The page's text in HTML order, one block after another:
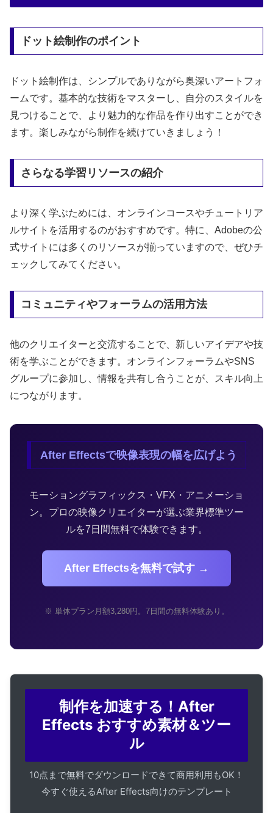
ドット絵制作のポイント
ドット絵制作は、シンプルでありながら奥深いアートフォ
ームです。基本的な技術をマスターし、自分のスタイルを
見つけることで、より魅力的な作品を作り出すことができ
ます。楽しみながら制作を続けていきましょう！
さらなる学習リソースの紹介
より深く学ぶためには、オンラインコースやチュートリア
ルサイトを活用するのがおすすめです。特に、Adobeの公
式サイトには多くのリソースが揃っていますので、ぜひチ
ェックしてみてください。
コミュニティやフォーラムの活用方法
他のクリエイターと交流することで、新しいアイデアや技
術を学ぶことができます。オンラインフォーラムやSNS
グループに参加し、情報を共有し合うことが、スキル向上
につながります。
After Effectsで映像表現の幅を広げよう
モーショングラフィックス・VFX・アニメーショ
ン。プロの映像クリエイターが選ぶ業界標準ツー
ルを7日間無料で体験できます。
After Effectsを無料で試す →
※ 単体プラン月額3,280円。7日間の無料体験あり。
制作を加速する！After
Effects おすすめ素材＆ツー
ル
10点まで無料でダウンロードできて商用利用もOK！
今すぐ使えるAfter Effects向けのテンプレート